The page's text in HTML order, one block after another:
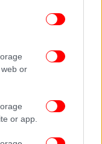
or
or app.